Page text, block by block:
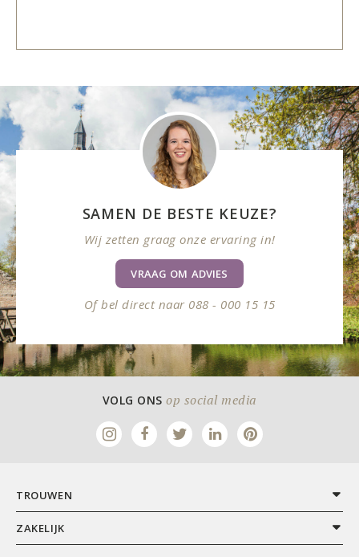
SAMEN DE BESTE KEUZE?
Wij zetten graag onze ervaring in!
VRAAG OM ADVIES
Of bel direct naar 088 - 000 15 15
VOLG ONS op social media
TROUWEN
ZAKELIJK